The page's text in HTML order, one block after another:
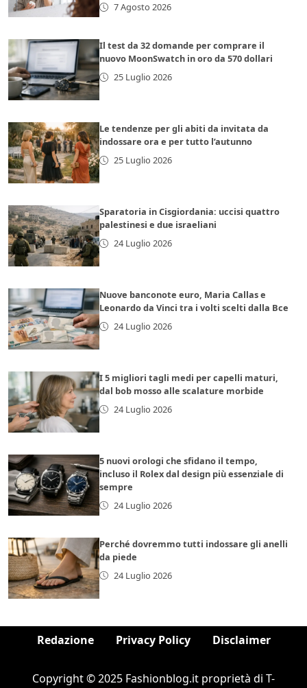
7 Agosto 2026
Il test da 32 domande per comprare il
nuovo MoonSwatch in oro da 570 dollari
25 Luglio 2026
Le tendenze per gli abiti da invitata da
indossare ora e per tutto l’autunno
25 Luglio 2026
Sparatoria in Cisgiordania: uccisi quattro
palestinesi e due israeliani
24 Luglio 2026
Nuove banconote euro, Maria Callas e
Leonardo da Vinci tra i volti scelti dalla Bce
24 Luglio 2026
I 5 migliori tagli medi per capelli maturi,
dal bob mosso alle scalature morbide
24 Luglio 2026
5 nuovi orologi che sfidano il tempo,
incluso il Rolex dal design più essenziale di
sempre
24 Luglio 2026
Perché dovremmo tutti indossare gli anelli
da piede
24 Luglio 2026
Redazione Privacy Policy Disclaimer
Copyright © 2025 Fashionblog.it proprietà di T-